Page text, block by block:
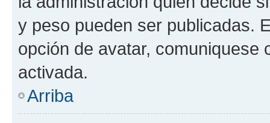
y peso pueden ser publicadas.
opción de avatar, comuniquese
activada.
Arriba